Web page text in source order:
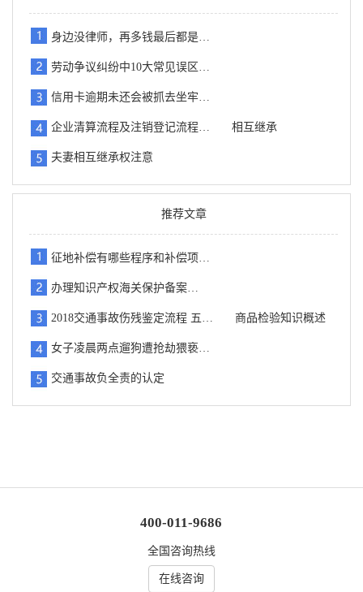
身边没律师，再多钱最后都是…
劳动争议纠纷中10大常见误区…
信用卡逾期未还会被抓去坐牢…
企业清算流程及注销登记流程… 相互继承
夫妻相互继承权注意
推荐文章
征地补偿有哪些程序和补偿项…
办理知识产权海关保护备案…
2018交通事故伤残鉴定流程 五… 商品检验知识概述
女子凌晨两点遛狗遭抢劫猥亵…
交通事故负全责的认定
400-011-9686
全国咨询热线
在线咨询